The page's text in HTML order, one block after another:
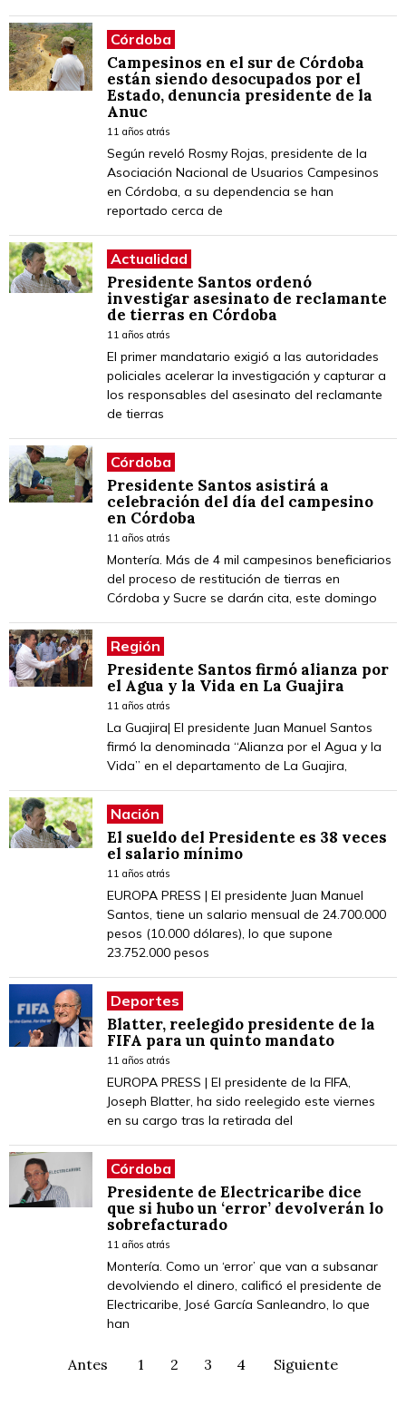
Córdoba
Campesinos en el sur de Córdoba
están siendo desocupados por el
Estado, denuncia presidente de la
Anuc
11 años atrás
Según reveló Rosmy Rojas, presidente de la
Asociación Nacional de Usuarios Campesinos
en Córdoba, a su dependencia se han
reportado cerca de
Actualidad
Presidente Santos ordenó
investigar asesinato de reclamante
de tierras en Córdoba
11 años atrás
El primer mandatario exigió a las autoridades
policiales acelerar la investigación y capturar a
los responsables del asesinato del reclamante
de tierras
Córdoba
Presidente Santos asistirá a
celebración del día del campesino
en Córdoba
11 años atrás
Montería. Más de 4 mil campesinos beneficiarios
del proceso de restitución de tierras en
Córdoba y Sucre se darán cita, este domingo
Región
Presidente Santos firmó alianza por
el Agua y la Vida en La Guajira
11 años atrás
La Guajira| El presidente Juan Manuel Santos
firmó la denominada “Alianza por el Agua y la
Vida” en el departamento de La Guajira,
Nación
El sueldo del Presidente es 38 veces
el salario mínimo
11 años atrás
EUROPA PRESS | El presidente Juan Manuel
Santos, tiene un salario mensual de 24.700.000
pesos (10.000 dólares), lo que supone
23.752.000 pesos
Deportes
Blatter, reelegido presidente de la
FIFA para un quinto mandato
11 años atrás
EUROPA PRESS | El presidente de la FIFA,
Joseph Blatter, ha sido reelegido este viernes
en su cargo tras la retirada del
Córdoba
Presidente de Electricaribe dice
que si hubo un ‘error’ devolverán lo
sobrefacturado
11 años atrás
Montería. Como un ‘error’ que van a subsanar
devolviendo el dinero, calificó el presidente de
Electricaribe, José García Sanleandro, lo que
han
Antes 1 2 3 4 Siguiente